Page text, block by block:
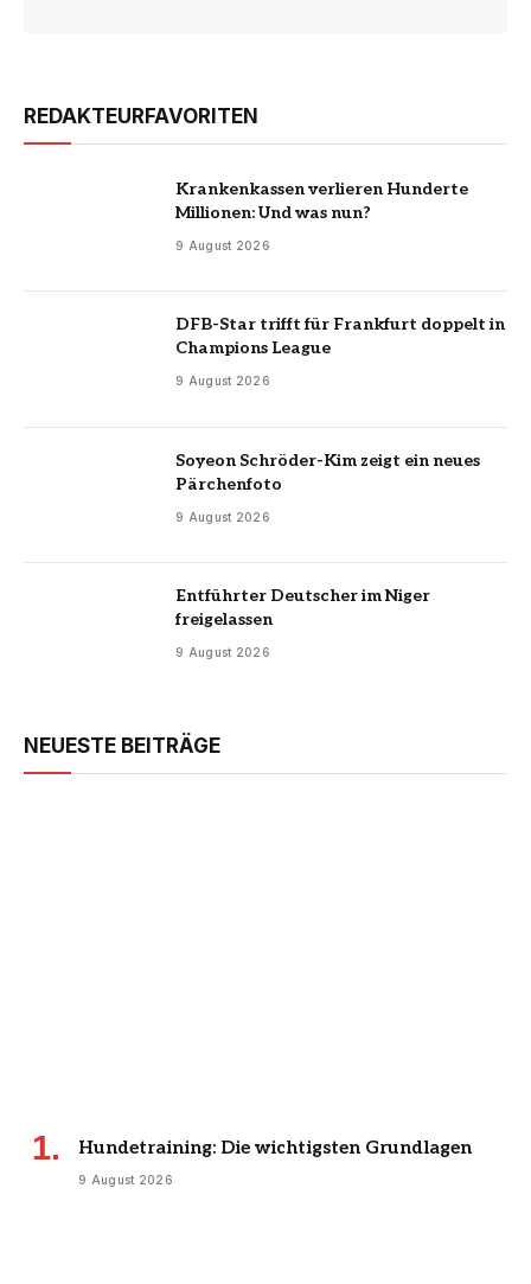
REDAKTEURFAVORITEN
Krankenkassen verlieren Hunderte
Millionen: Und was nun?
9 August 2026
DFB-Star trifft für Frankfurt doppelt in
Champions League
9 August 2026
Soyeon Schröder-Kim zeigt ein neues
Pärchenfoto
9 August 2026
Entführter Deutscher im Niger
freigelassen
9 August 2026
NEUESTE BEITRÄGE
Hundetraining: Die wichtigsten Grundlagen
9 August 2026